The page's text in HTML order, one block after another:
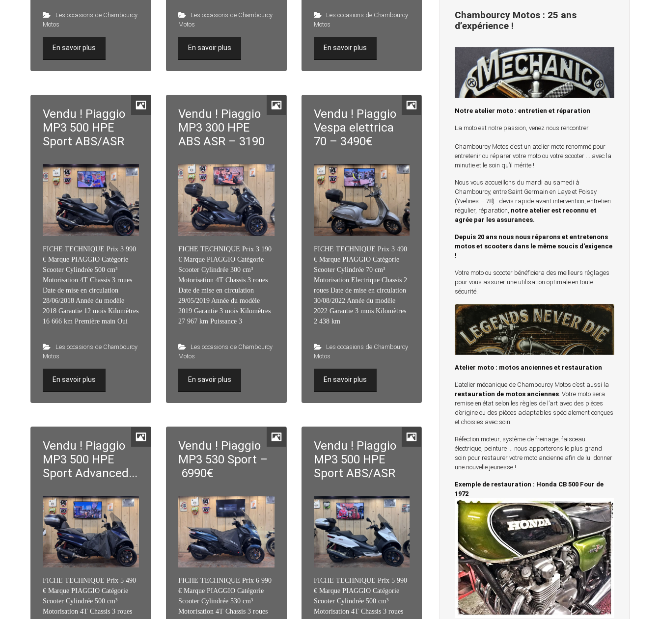
Les occasions de Chambourcy
Motos
En savoir plus
Les occasions de Chambourcy
Motos
En savoir plus
Les occasions de Chambourcy
Motos
En savoir plus
Vendu ! Piaggio
MP3 500 HPE
Sport ABS/ASR
FICHE TECHNIQUE Prix 3 990
€ Marque PIAGGIO Catégorie
Scooter Cylindrée 500 cm³
Motorisation 4T Chassis 3 roues
Date de mise en circulation
28/06/2018 Année du modèle
2018 Garantie 12 mois Kilomètres
16 666 km Première main Oui
Les occasions de Chambourcy
Motos
En savoir plus
Vendu ! Piaggio
MP3 300 HPE
ABS ASR – 3190
FICHE TECHNIQUE Prix 3 190
€ Marque PIAGGIO Catégorie
Scooter Cylindrée 300 cm³
Motorisation 4T Chassis 3 roues
Date de mise en circulation
29/05/2019 Année du modèle
2019 Garantie 3 mois Kilomètres
27 967 km Puissance 3
Les occasions de Chambourcy
Motos
En savoir plus
Vendu ! Piaggio
Vespa elettrica
70 – 3490€
FICHE TECHNIQUE Prix 3 490
€ Marque PIAGGIO Catégorie
Scooter Cylindrée 70 cm³
Motorisation Electrique Chassis 2
roues Date de mise en circulation
30/08/2022 Année du modèle
2022 Garantie 3 mois Kilomètres
2 438 km
Les occasions de Chambourcy
Motos
En savoir plus
Vendu ! Piaggio
MP3 500 HPE
Sport Advanced...
FICHE TECHNIQUE Prix 5 490
€ Marque PIAGGIO Catégorie
Scooter Cylindrée 500 cm³
Motorisation 4T Chassis 3 roues
Vendu ! Piaggio
MP3 530 Sport –
6990€
FICHE TECHNIQUE Prix 6 990
€ Marque PIAGGIO Catégorie
Scooter Cylindrée 530 cm³
Motorisation 4T Chassis 3 roues
Vendu ! Piaggio
MP3 500 HPE
Sport ABS/ASR
FICHE TECHNIQUE Prix 5 990
€ Marque PIAGGIO Catégorie
Scooter Cylindrée 500 cm³
Motorisation 4T Chassis 3 roues
Chambourcy Motos : 25 ans
d’expérience !
Notre atelier moto : entretien et réparation
La moto est notre passion, venez nous rencontrer !
Chambourcy Motos c’est un atelier moto renommé pour
entretenir ou réparer votre moto ou votre scooter … avec la
minutie et le soin qu’il mérite !
Nous vous accueillons du mardi au samedi à
Chambourcy, entre Saint Germain en Laye et Poissy
(Yvelines – 78) : devis rapide avant intervention, entretien
régulier, réparation, notre atelier est reconnu et
agrée par les assurances.
Depuis 20 ans nous nous réparons et entretenons
motos et scooters dans le même soucis d'exigence
!
Votre moto ou scooter bénéficiera des meilleurs réglages
pour vous assurer une utilisation optimale en toute
sécurité.
Atelier moto : motos anciennes et restauration
L’atelier mécanique de Chambourcy Motos c’est aussi la
restauration de motos anciennes. Votre moto sera
remise en état selon les règles de l’art avec des pièces
d’origine ou des pièces adaptables spécialement conçues
et choisies avec soin.
Réfection moteur, système de freinage, faisceau
électrique, peinture … nous apporterons le plus grand
soin pour restaurer votre moto ancienne afin de lui donner
une nouvelle jeunesse !
Exemple de restauration : Honda CB 500 Four de
1972